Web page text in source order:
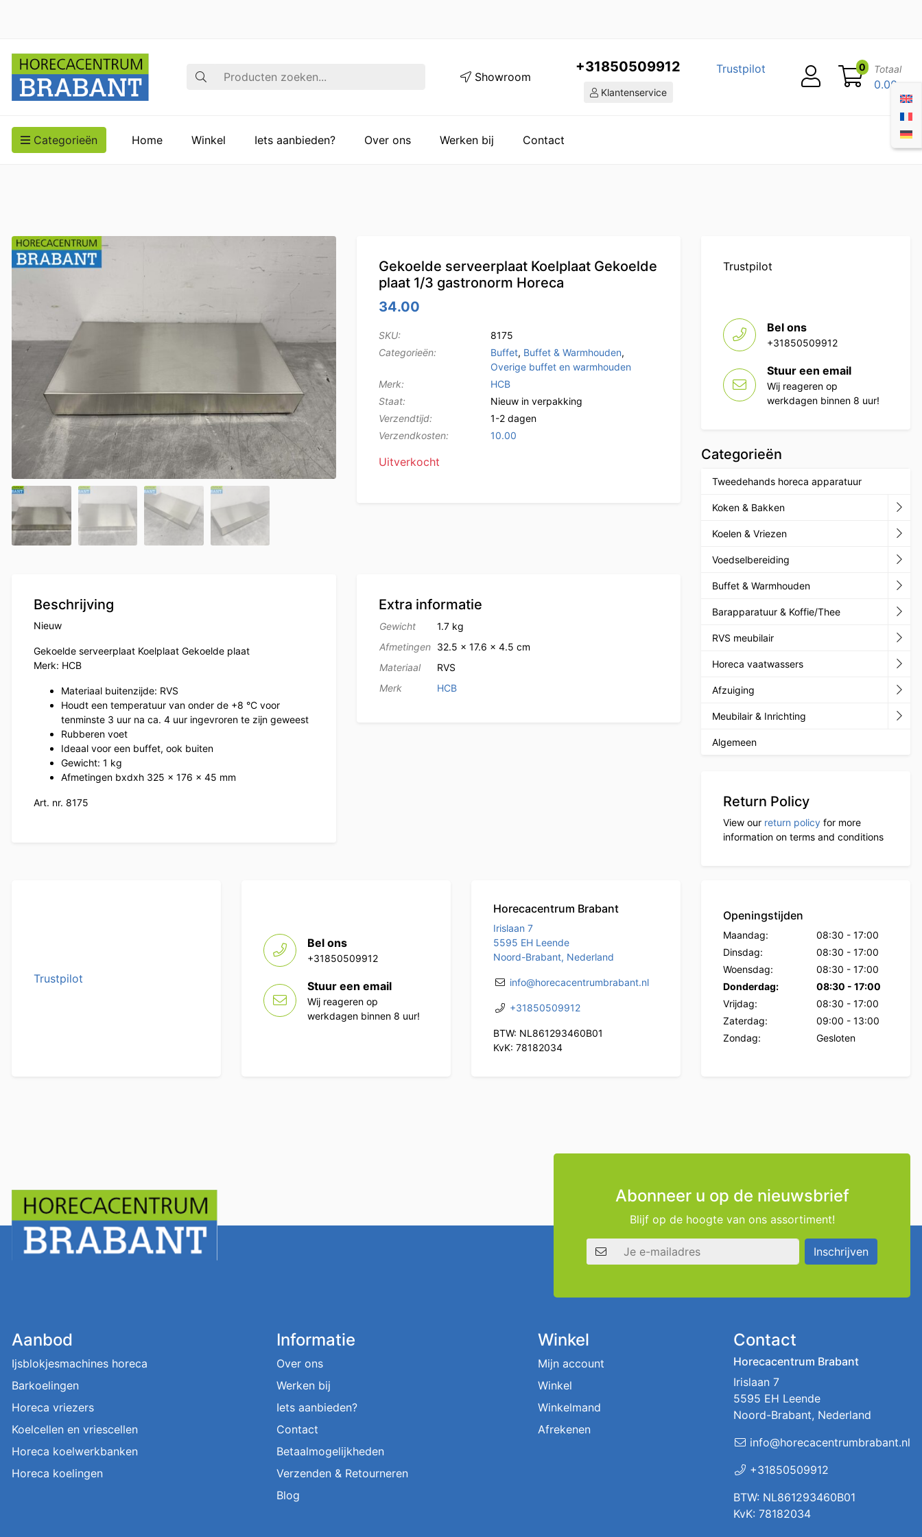
Zoek op Showroom
+31850509912
Klantenservice
Trustpilot 0 Totaal
0.00
Categorieën Home Winkel Iets aanbieden? Over ons Werken bij Contact
Gekoelde serveerplaat Koelplaat Gekoelde
plaat 1/3 gastronorm Horeca
34.00
SKU:
8175
Categorieën:
Buffet, Buffet & Warmhouden,
Overige buffet en warmhouden
Merk:
HCB
Staat:
Nieuw in verpakking
Verzendtijd:
1-2 dagen
Verzendkosten:
10.00
Uitverkocht
Beschrijving
Nieuw
Gekoelde serveerplaat Koelplaat Gekoelde plaat
Merk: HCB
Materiaal buitenzijde: RVS
Houdt een temperatuur van onder de +8 °C voor
tenminste 3 uur na ca. 4 uur ingevroren te zijn geweest
Rubberen voet
Ideaal voor een buffet, ook buiten
Gewicht: 1 kg
Afmetingen bxdxh 325 x 176 x 45 mm
Art. nr. 8175
Extra informatie
Gewicht
1.7 kg
Afmetingen
32.5 × 17.6 × 4.5 cm
Materiaal
RVS
Merk
HCB
Trustpilot
Bel ons
+31850509912
Stuur een email
Wij reageren op
werkdagen binnen 8 uur!
Categorieën
Tweedehands horeca apparatuur
Koken & Bakken
Koelen & Vriezen
Voedselbereiding
Buffet & Warmhouden
Barapparatuur & Koffie/Thee
RVS meubilair
Horeca vaatwassers
Afzuiging
Meubilair & Inrichting
Algemeen
Return Policy
View our return policy for more
information on terms and conditions
Trustpilot
Bel ons
+31850509912
Stuur een email
Wij reageren op
werkdagen binnen 8 uur!
Horecacentrum Brabant
Irislaan 7
5595 EH Leende
Noord-Brabant, Nederland
info@horecacentrumbrabant.nl
+31850509912
BTW: NL861293460B01
KvK: 78182034
Openingstijden
Maandag: 08:30 - 17:00
Dinsdag:
08:30 - 17:00
Woensdag:
08:30 - 17:00
Donderdag:
08:30 - 17:00
Vrijdag:
08:30 - 17:00
Zaterdag:
09:00 - 13:00
Zondag:
Gesloten
Abonneer u op de nieuwsbrief
Blijf op de hoogte van ons assortiment!
E-mailadres
Inschrijven
Aanbod
Ijsblokjesmachines horeca
Barkoelingen
Horeca vriezers
Koelcellen en vriescellen
Horeca koelwerkbanken
Horeca koelingen
Informatie
Over ons
Werken bij
Iets aanbieden?
Contact
Betaalmogelijkheden
Verzenden & Retourneren
Blog
Winkel
Mijn account
Winkel
Winkelmand
Afrekenen
Contact
Horecacentrum Brabant
Irislaan 7
5595 EH Leende
Noord-Brabant, Nederland
info@horecacentrumbrabant.nl
+31850509912
BTW: NL861293460B01
KvK: 78182034